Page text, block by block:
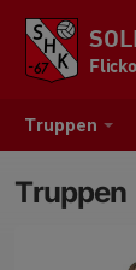
Truppen
Truppen